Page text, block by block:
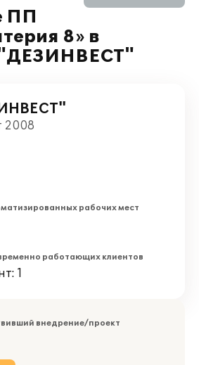
ПП
8» в
2008
рабочих мест
работающих клиентов
1
внедрение/проект